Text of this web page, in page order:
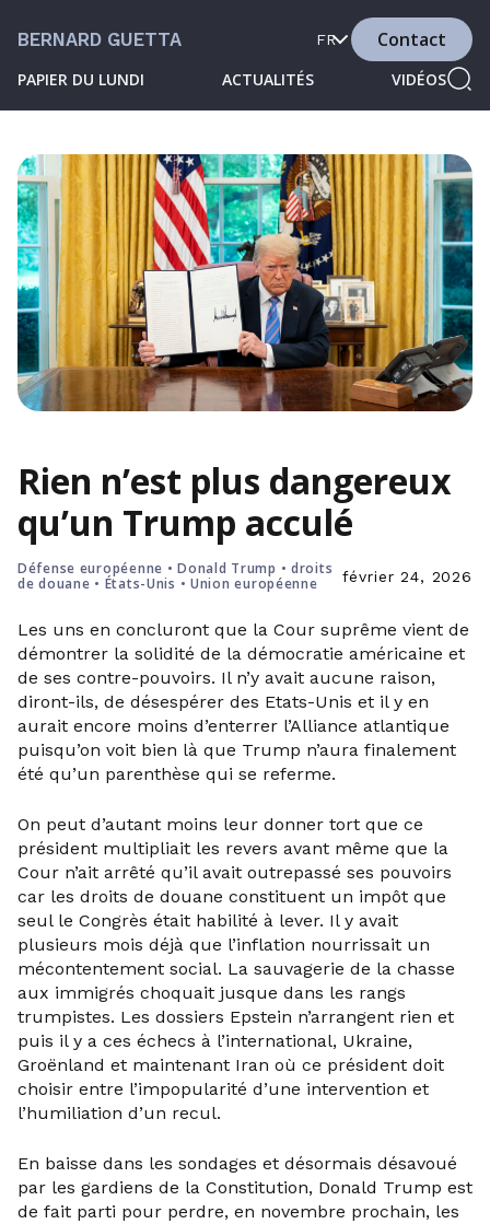
BERNARD GUETTA
PAPIER DU LUNDI ACTUALITÉS VIDÉOS
FR Contact
Rien n’est plus dangereux
qu’un Trump acculé
Défense européenne •Donald Trump • droits
de douane • États-Unis •Union européenne février 24, 2026
Les uns en concluront que la Cour suprême vient de
démontrer la solidité de la démocratie américaine et
de ses contre-pouvoirs. Il n’y avait aucune raison,
diront-ils, de désespérer des Etats-Unis et il y en
aurait encore moins d’enterrer l’Alliance atlantique
puisqu’on voit bien là que Trump n’aura finalement
été qu’un parenthèse qui se referme.
On peut d’autant moins leur donner tort que ce
président multipliait les revers avant même que la
Cour n’ait arrêté qu’il avait outrepassé ses pouvoirs
car les droits de douane constituent un impôt que
seul le Congrès était habilité à lever. Il y avait
plusieurs mois déjà que l’inflation nourrissait un
mécontentement social. La sauvagerie de la chasse
aux immigrés choquait jusque dans les rangs
trumpistes. Les dossiers Epstein n’arrangent rien et
puis il y a ces échecs à l’international, Ukraine,
Groënland et maintenant Iran où ce président doit
choisir entre l’impopularité d’une intervention et
l’humiliation d’un recul.
En baisse dans les sondages et désormais désavoué
par les gardiens de la Constitution, Donald Trump est
de fait parti pour perdre, en novembre prochain, les